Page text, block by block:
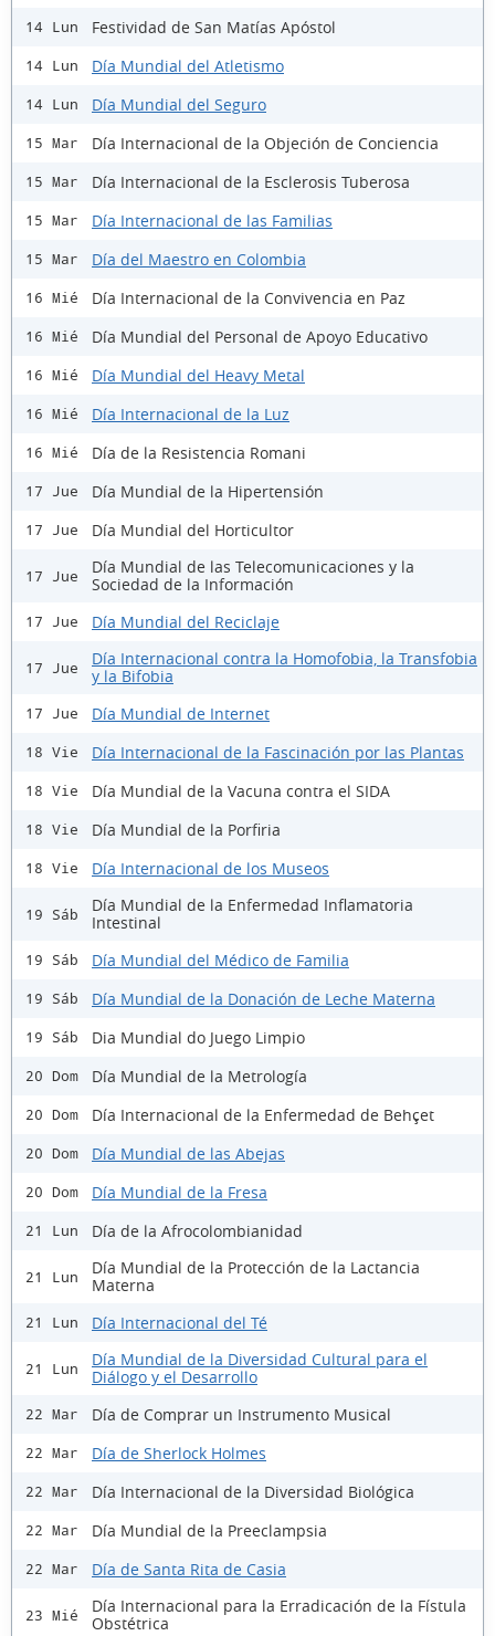
14 Lun Festividad de San Matías Apóstol
14 Lun Día Mundial del Atletismo
14 Lun Día Mundial del Seguro
15 Mar Día Internacional de la Objeción de Conciencia
15 Mar Día Internacional de la Esclerosis Tuberosa
15 Mar Día Internacional de las Familias
15 Mar Día del Maestro en Colombia
16 Mié Día Internacional de la Convivencia en Paz
16 Mié Día Mundial del Personal de Apoyo Educativo
16 Mié Día Mundial del Heavy Metal
16 Mié Día Internacional de la Luz
16 Mié Día de la Resistencia Romani
17 Jue Día Mundial de la Hipertensión
17 Jue Día Mundial del Horticultor
17 Jue
Día Mundial de las Telecomunicaciones y la
Sociedad de la Información
17 Jue Día Mundial del Reciclaje
17 Jue
Día Internacional contra la Homofobia, la Transfobia
y la Bifobia
17 Jue Día Mundial de Internet
18 Vie Día Internacional de la Fascinación por las Plantas
18 Vie Día Mundial de la Vacuna contra el SIDA
18 Vie Día Mundial de la Porfiria
18 Vie Día Internacional de los Museos
19 Sáb
Día Mundial de la Enfermedad Inflamatoria
Intestinal
19 Sáb Día Mundial del Médico de Familia
19 Sáb Día Mundial de la Donación de Leche Materna
19 Sáb Dia Mundial do Juego Limpio
20 Dom Día Mundial de la Metrología
20 Dom Día Internacional de la Enfermedad de Behçet
20 Dom Día Mundial de las Abejas
20 Dom Día Mundial de la Fresa
21 Lun Día de la Afrocolombianidad
21 Lun
Día Mundial de la Protección de la Lactancia
Materna
21 Lun Día Internacional del Té
21 Lun
Día Mundial de la Diversidad Cultural para el
Diálogo y el Desarrollo
22 Mar Día de Comprar un Instrumento Musical
22 Mar Día de Sherlock Holmes
22 Mar Día Internacional de la Diversidad Biológica
22 Mar Día Mundial de la Preeclampsia
22 Mar Día de Santa Rita de Casia
23 Mié
Día Internacional para la Erradicación de la Fístula
Obstétrica